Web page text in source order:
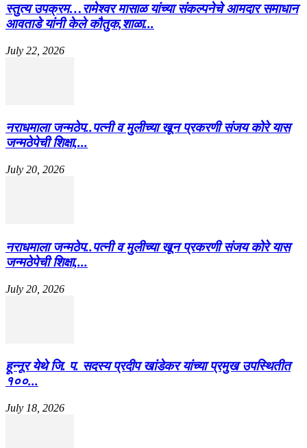
स्तुत्य उपक्रम…रामेश्वर मासाळ यांच्या संकल्पनेचे आमदार समाधान
आवताडे यांनी केले कौतुक,शाळा...
July 22, 2026
नराधमाला जन्मठेप..पत्नी व मुलीच्या खून प्रकरणी संजय कोरे यास
जन्मठेपेची शिक्षा,...
July 20, 2026
नराधमाला जन्मठेप..पत्नी व मुलीच्या खून प्रकरणी संजय कोरे यास
जन्मठेपेची शिक्षा,...
July 20, 2026
हून्नूर येथे जि. प. सदस्य प्रदीप खांडेकर यांच्या प्रमुख उपस्थितीत
१००...
July 18, 2026